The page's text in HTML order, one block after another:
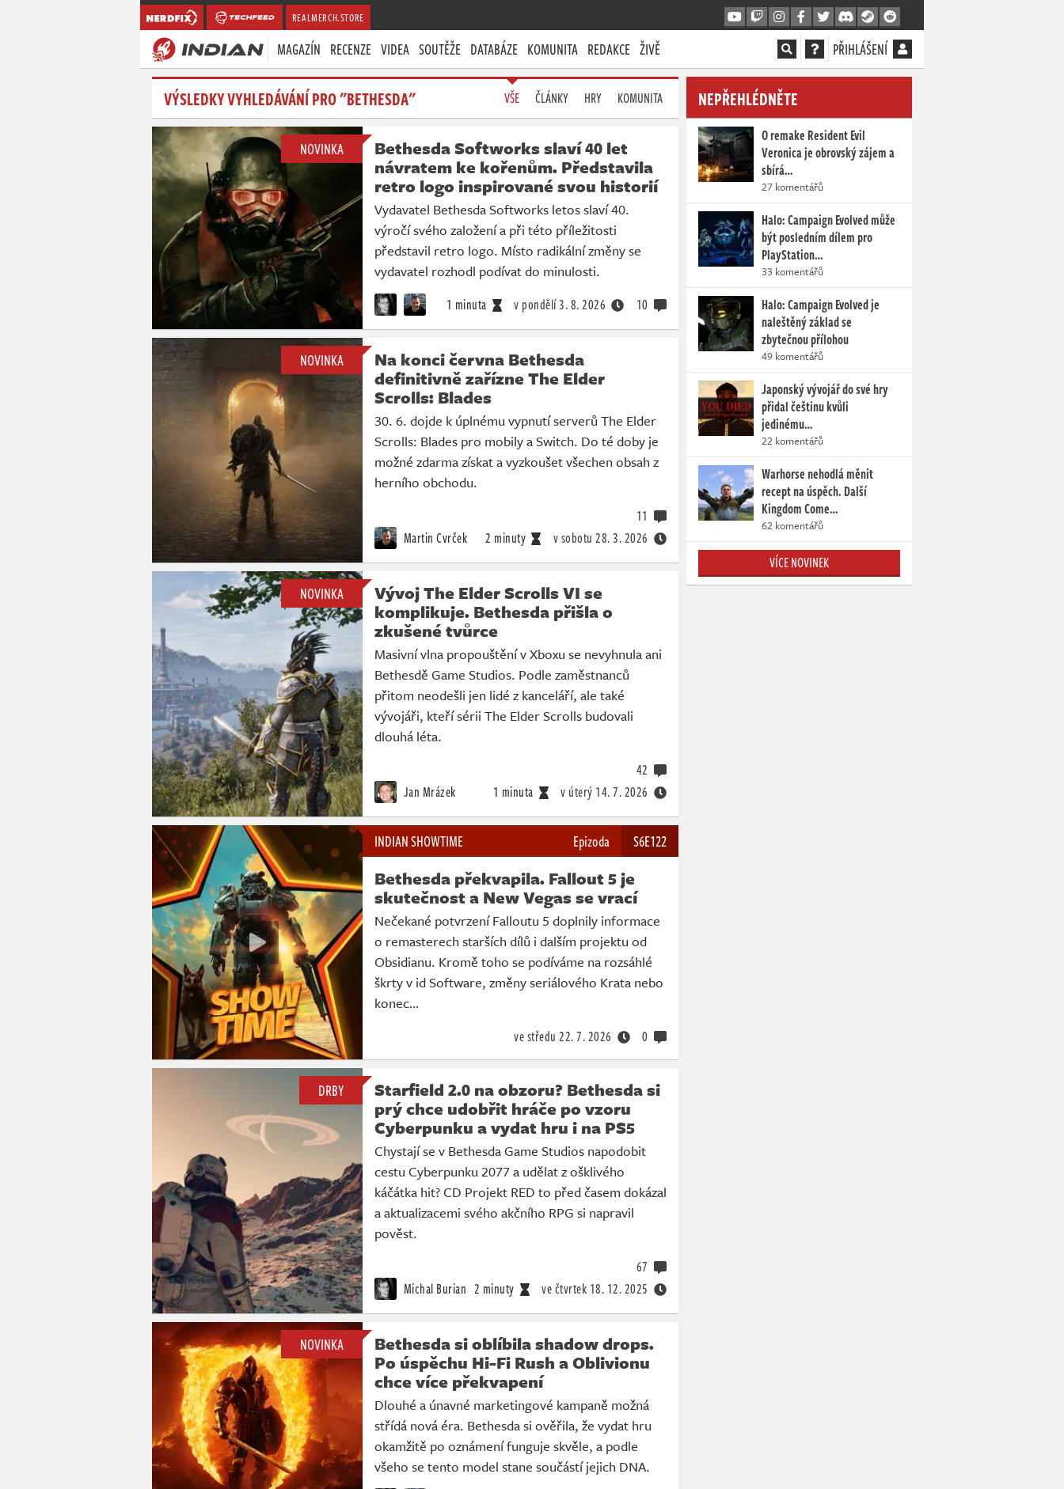
REALMERCH.STORE
MAGAZÍN RECENZE VIDEA SOUTĚŽE DATABÁZE KOMUNITA REDAKCE ŽIVĚ PŘIHLÁŠENÍ
VÝSLEDKY VYHLEDÁVÁNÍ PRO "BETHESDA" VŠE ČLÁNKY HRY KOMUNITA
NOVINKA
Bethesda Softworks slaví 40 let
návratem ke kořenům. Představila
retro logo inspirované svou historií
Vydavatel Bethesda Softworks letos slaví 40.
výročí svého založení a při této příležitosti
představil retro logo. Místo radikální změny se
vydavatel rozhodl podívat do minulosti.
1 minuta v pondělí3. 8. 2026 10
NOVINKA
Na konci června Bethesda
definitivně zařízne The Elder
Scrolls: Blades
30. 6. dojde k úplnému vypnutí serverů The Elder
Scrolls: Blades pro mobily a Switch. Do té doby je
možné zdarma získat a vyzkoušet všechen obsah z
herního obchodu.
Martin Cvrček 2 minuty v sobotu 28. 3. 2026
11
NOVINKA
Vývoj The Elder Scrolls VI se
komplikuje. Bethesda přišla o
zkušené tvůrce
Masivní vlna propouštění v Xboxu se nevyhnula ani
Bethesdě Game Studios. Podle zaměstnanců
přitom neodešli jen lidé z kanceláří, ale také
vývojáři, kteří sérii The Elder Scrolls budovali
dlouhá léta.
Jan Mrázek 1 minuta v úterý 14. 7. 2026
42
INDIAN SHOWTIME Epizoda S6E122
Bethesda překvapila. Fallout 5 je
skutečnost a New Vegas se vrací
Nečekané potvrzení Falloutu 5 doplnily informace
o remasterech starších dílů i dalším projektu od
Obsidianu. Kromě toho se podíváme na rozsáhlé
škrty v id Software, změny seriálového Krata nebo
konec…
ve středu 22. 7. 2026 0
DRBY
Starfield 2.0 na obzoru? Bethesda si
prý chce udobřit hráče po vzoru
Cyberpunku a vydat hru i na PS5
Chystají se v Bethesda Game Studios napodobit
cestu Cyberpunku 2077 a udělat z ošklivého
káčátka hit? CD Projekt RED to před časem dokázal
a aktualizacemi svého akčního RPG si napravil
pověst.
Michal Burian 2 minuty ve čtvrtek 18. 12. 2025
67
NOVINKA
Bethesda si oblíbila shadow drops.
Po úspěchu Hi-Fi Rush a Oblivionu
chce více překvapení
Dlouhé a únavné marketingové kampaně možná
střídá nová éra. Bethesda si ověřila, že vydat hru
okamžitě po oznámení funguje skvěle, a podle
všeho se tento model stane součástí jejich DNA.
NEPŘEHLÉDNĚTE
O remake Resident Evil
Veronica je obrovský zájem a
sbírá…
27 komentářů
Halo: Campaign Evolved může
být posledním dílem pro
PlayStation…
33 komentářů
Halo: Campaign Evolved je
naleštěný základ se
zbytečnou přílohou
49 komentářů
Japonský vývojář do své hry
přidal češtinu kvůli
jedinému…
22 komentářů
Warhorse nehodlá měnit
recept na úspěch. Další
Kingdom Come…
62 komentářů
VÍCE NOVINEK